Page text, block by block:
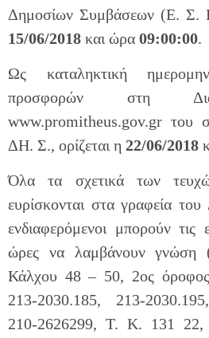
Δημοσίων Συμβάσεων (Ε. Σ.
15/06/2018 και ώρα 09:00:00.
Ως καταληκτική
προσφορών στη
www.promitheus.gov.gr
ΔΗ. Σ., ορίζεται η 22/06/2018
Όλα τα σχετικά των
ευρίσκονται στα γραφεία
ενδιαφερόμενοι μπορούν τις
ώρες να λαμβάνουν γνώση
Κάλχου 48 – 50, 2ος
213-2030.185, 213-
210-2626299, Τ. Κ. 131